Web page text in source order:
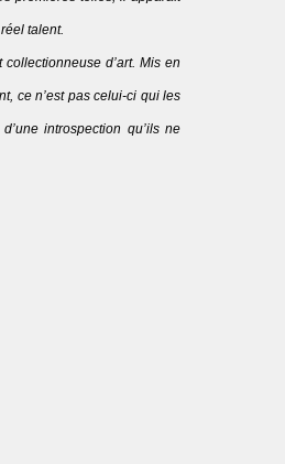
talent.
d’art. Mis en
ce n’est pas celui-ci qui les
introspection qu’ils ne